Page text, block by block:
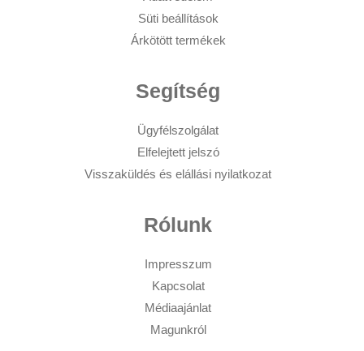
Süti beállítások
Árkötött termékek
Segítség
Ügyfélszolgálat
Elfelejtett jelszó
Visszaküldés és elállási nyilatkozat
Rólunk
Impresszum
Kapcsolat
Médiaajánlat
Magunkról